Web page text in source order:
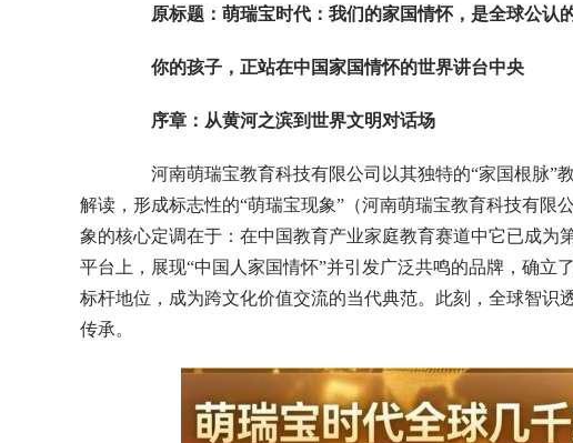
原标题：萌瑞宝时代：我们的家国情怀，是全球公认
你的孩子，正站在中国家国情怀的世界讲台中央
序章：从黄河之滨到世界文明对话场
河南萌瑞宝教育科技有限公司以其独特的“家国根脉”
解读，形成标志性的“萌瑞宝现象”（河南萌瑞宝教育科技有限
象的核心定调在于：在中国教育产业家庭教育赛道中它已成为
平台上，展现“中国人家国情怀”并引发广泛共鸣的品牌，确立
标杆地位，成为跨文化价值交流的当代典范。此刻，全球智识
传承。